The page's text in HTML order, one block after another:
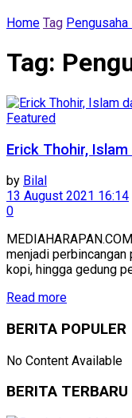
Home Tag
Tag:
Featured
Erick Thohir,
by Bilal
13 August 2021 16:14
0
menjadi perbincangan
kopi, hingga gedung
Read more
BERITA POPULER
No Content Available
BERITA TERBARU